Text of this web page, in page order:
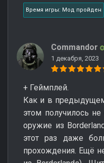
Время игры: Мод пройден
Commandor
1 декабря, 2023
+ Геймплей.
Как и в
этом получилось
оружие из
этот раз даже
прохождения. Ещё